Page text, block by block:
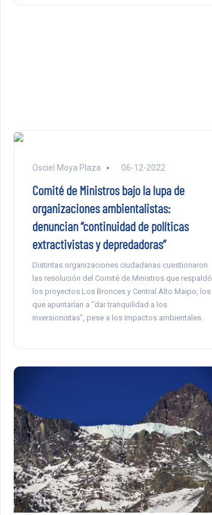
Osciel Moya Plaza 06-12-2022
Comité de Ministros bajo la lupa de
organizaciones ambientalistas:
denuncian “continuidad de políticas
extractivistas y depredadoras”
Distintas organizaciones ciudadanas cuestionaron
las resolución del Comité de Ministros que respaldó
los proyectos Los Bronces y Central Alto Maipo, los
que apuntarían a “dar tranquilidad a los
inversionistas”, pese a los impactos ambientales.